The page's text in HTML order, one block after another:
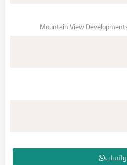
واتساب